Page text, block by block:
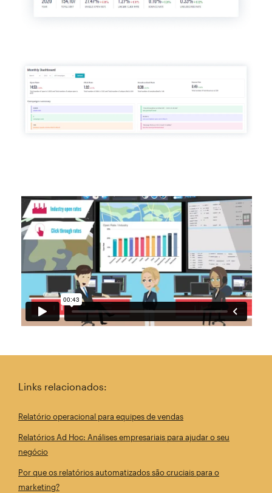
Links relacionados:
Relatório operacional para equipes de vendas
Relatórios Ad Hoc: Análises empresariais para ajudar o seu
negócio
Por que os relatórios automatizados são cruciais para o
marketing?